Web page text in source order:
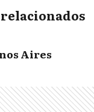
Aires